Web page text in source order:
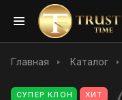
Главная Каталог
СУПЕР КЛОН ХИТ